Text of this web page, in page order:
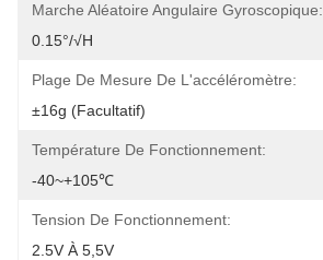
Marche Aléatoire Angulaire Gyroscopique:
0.15°/√h
Plage De Mesure De L'accéléromètre:
±16g (facultatif)
Température De Fonctionnement:
-40~+105℃
Tension De Fonctionnement:
2.5V À 5,5V